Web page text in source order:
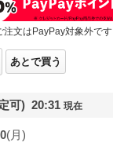
文はPayPay対象外です
あとで買う
可) 20:31 現在
(月)